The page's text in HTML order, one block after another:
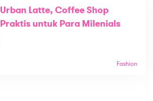
Urban Latte, Coffee Shop
Praktis untuk Para Milenials
Fashion